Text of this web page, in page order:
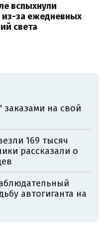
вспыхнули
за ежедневных
света
заказами на свой
169 тысяч
рассказали о
автогиганта на